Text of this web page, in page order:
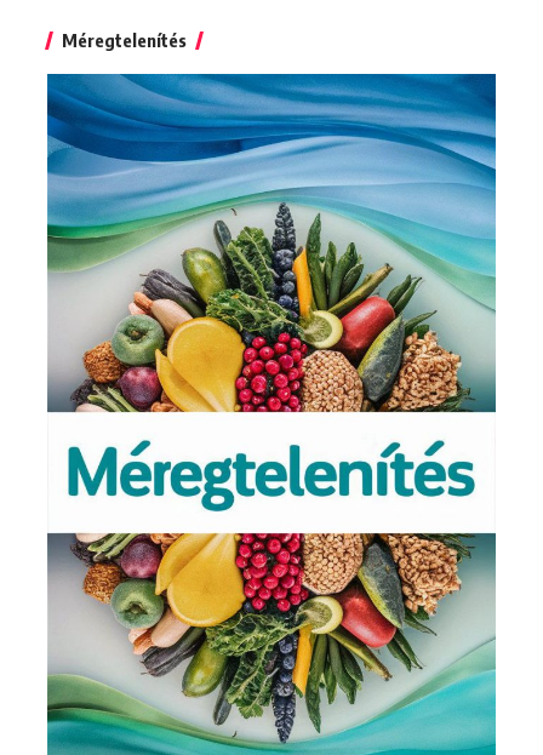
Méregtelenítés